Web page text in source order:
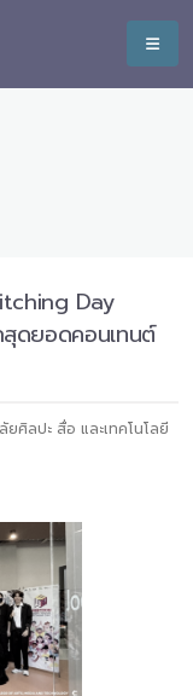
Day
ดยอดคอนเทนต์
ยศิลปะ สื่อ และเทคโนโลยี